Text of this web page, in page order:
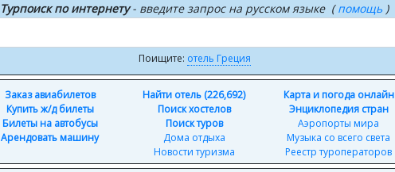
Турпоиск по интернету- введите запрос на русском языке (помощь )
Поищите: отель Греция
Заказ авиабилетов
Купить ж/д билеты
Билеты на автобусы
Арендовать машину
Найти отель (226,692)
Поиск хостелов
Поиск туров
Дома отдыха
Новости туризма
Карта и погода онлайн
Энциклопедия стран
Аэропорты мира
Музыка со всего света
Реестр туроператоров